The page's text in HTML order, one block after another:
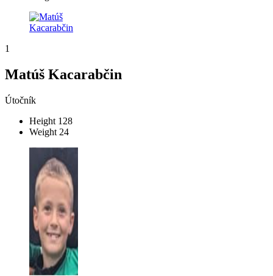
1
Matúš Kacarabčin
Útočník
Height 128
Weight 24